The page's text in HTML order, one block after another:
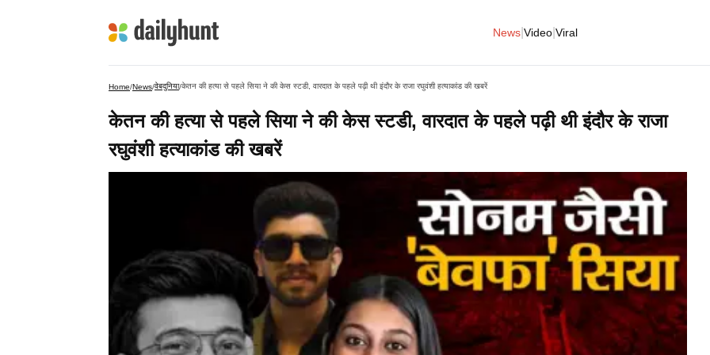
News Video Viral
Home/News/वेबदुनिया/केतन की हत्या से पहले सिया ने की केस स्‍टडी, वारदात के पहले पढ़ी थी इंदौर के राजा रघुवंशी हत्‍याकांड की खबरें
केतन की हत्या से पहले सिया ने की केस स्‍टडी, वारदात के पहले पढ़ी थी इंदौर के राजा
रघुवंशी हत्‍याकांड की खबरें